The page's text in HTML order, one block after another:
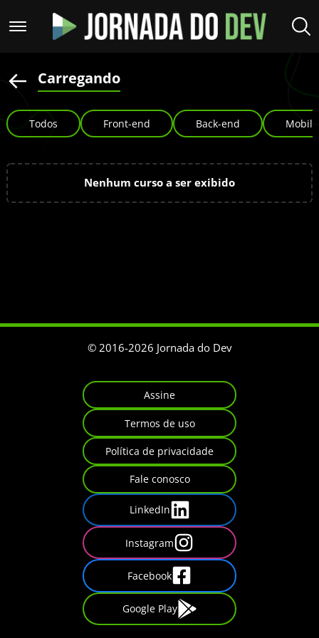
Carregando
Todos Front-end Back-end
Nenhum curso a ser exibido
© 2016-2026 Jornada do Dev
Assine
Termos de uso
Política de privacidade
Fale conosco
LinkedIn
Instagram
Facebook
Google Play